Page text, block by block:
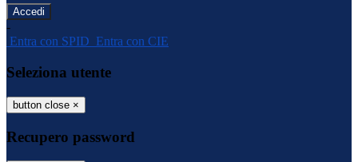
-
Entra con SPID Entra con CIE
Seleziona utente
button close ×
Recupero password